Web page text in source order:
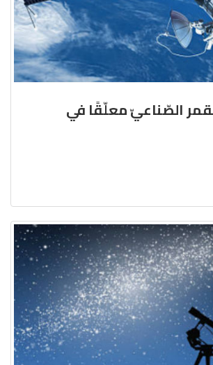
الصّناعيّ معلّقًا في